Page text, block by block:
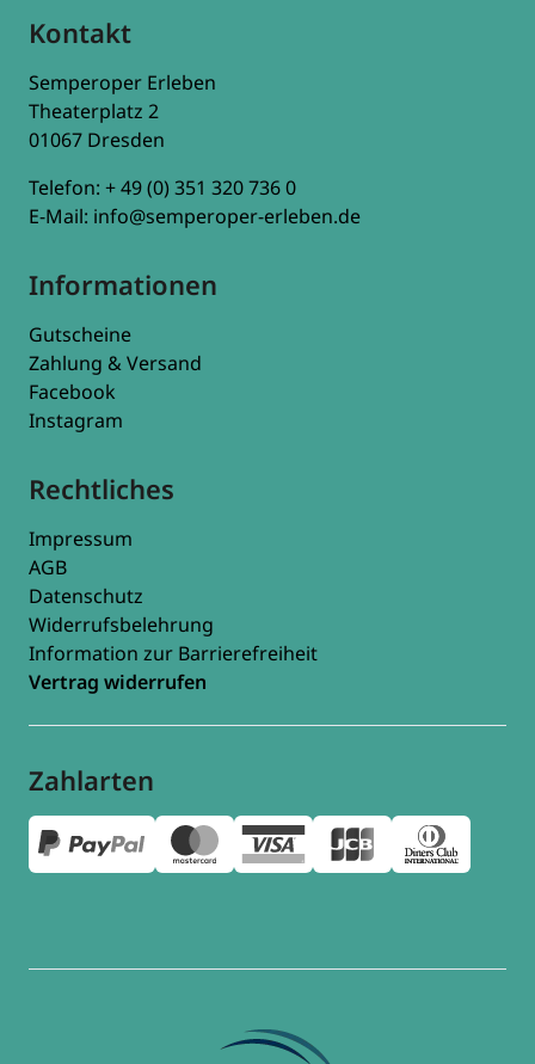
Kontakt
Semperoper Erleben
Theaterplatz 2
01067 Dresden
Telefon: + 49 (0) 351 320 736 0
E-Mail: info@semperoper-erleben.de
Informationen
Gutscheine
Zahlung & Versand
Facebook
Instagram
Rechtliches
Impressum
AGB
Datenschutz
Widerrufsbelehrung
Information zur Barrierefreiheit
Vertrag widerrufen
Zahlarten